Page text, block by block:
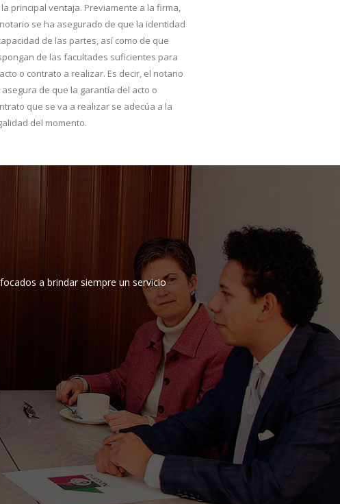
la principal ventaja. Previamente a la firma,
se ha asegurado de que la identidad
de las partes, así como de que
de las facultades suficientes para
o contrato a realizar. Es decir, el notario
asegura de que la garantía del acto o
que se va a realizar se adecúa a la
del momento.
a brindar siempre un servicio